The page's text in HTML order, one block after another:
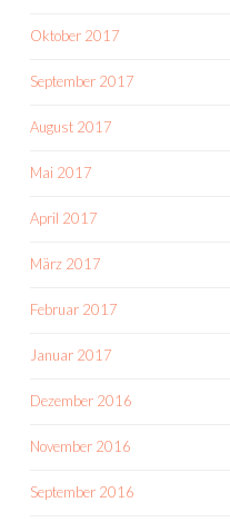
Oktober 2017
September 2017
August 2017
Mai 2017
April 2017
März 2017
Februar 2017
Januar 2017
Dezember 2016
November 2016
September 2016